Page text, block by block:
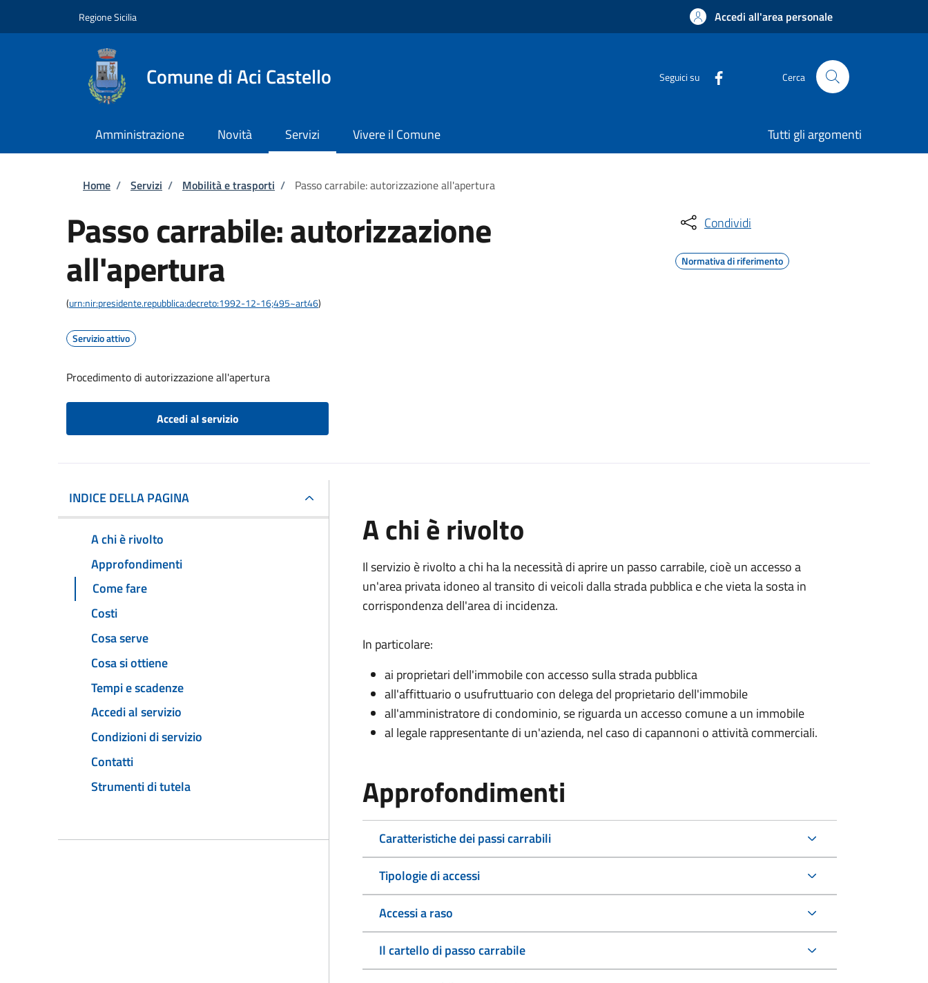
Regione Sicilia Accedi all'area personale
Comune di Aci Castello Seguici su Cerca
Amministrazione Novità Servizi Vivere il Comune Tutti gli argomenti
Briciole di pane
Home / Servizi / Mobilità e trasporti / Passo carrabile: autorizzazione all'apertura
Passo carrabile: autorizzazione
all'apertura
(urn:nir:presidente.repubblica:decreto:1992-12-16;495~art46)
Servizio attivo
Procedimento di autorizzazione all'apertura
Accedi al servizio
Condividi
Normativa di riferimento
INDICE DELLA PAGINA
A chi è rivolto
Approfondimenti
Come fare
Costi
Cosa serve
Cosa si ottiene
Tempi e scadenze
Accedi al servizio
Condizioni di servizio
Contatti
Strumenti di tutela
A chi è rivolto
Il servizio è rivolto a chi ha la necessità di aprire un passo carrabile, cioè un accesso a
un'area privata idoneo al transito di veicoli dalla strada pubblica e che vieta la sosta in
corrispondenza dell'area di incidenza.
In particolare:
ai proprietari dell'immobile con accesso sulla strada pubblica
all'affittuario o usufruttuario con delega del proprietario dell'immobile
all'amministratore di condominio, se riguarda un accesso comune a un immobile
al legale rappresentante di un'azienda, nel caso di capannoni o attività commerciali.
Approfondimenti
Caratteristiche dei passi carrabili
Tipologie di accessi
Accessi a raso
Il cartello di passo carrabile